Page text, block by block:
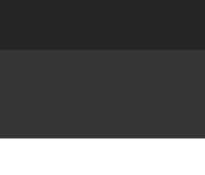
comprises)